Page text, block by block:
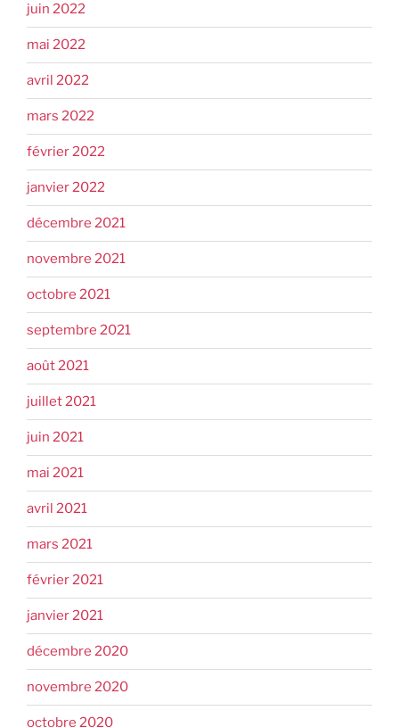
juin 2022
mai 2022
avril 2022
mars 2022
février 2022
janvier 2022
décembre 2021
novembre 2021
octobre 2021
septembre 2021
août 2021
juillet 2021
juin 2021
mai 2021
avril 2021
mars 2021
février 2021
janvier 2021
décembre 2020
novembre 2020
octobre 2020